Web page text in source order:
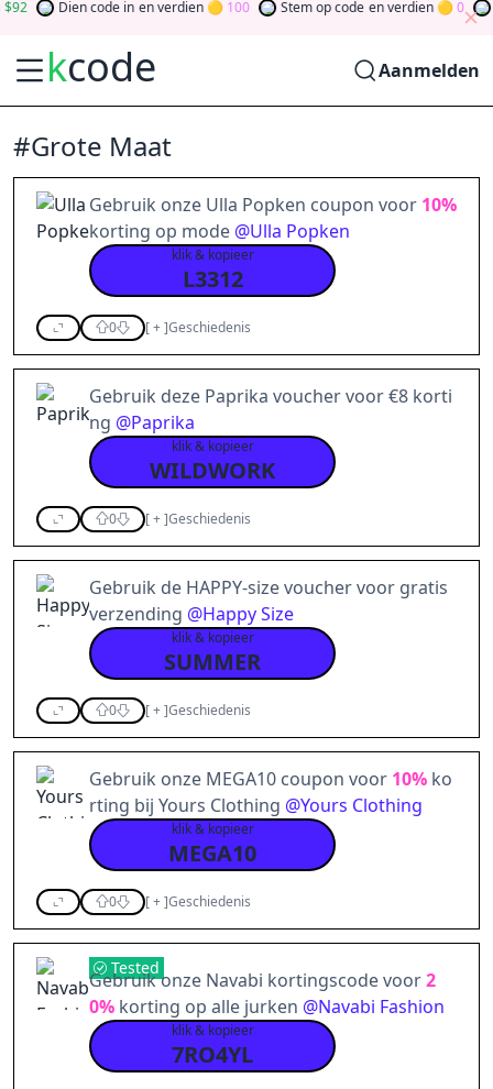
Dien code in en verdien 100 Stem op code en verdien 0
kcode Aanmelden
#Grote Maat
Gebruik onze Ulla Popken coupon voor 10%
korting op mode @Ulla Popken
klik & kopieer
L3312
0 [+]Geschiedenis
Gebruik deze Paprika voucher voor €8 korti
ng @Paprika
klik & kopieer
WILDWORK
0 [+]Geschiedenis
Gebruik de HAPPY-size voucher voor gratis
verzending @Happy Size
klik & kopieer
SUMMER
0 [+]Geschiedenis
Gebruik onze MEGA10 coupon voor 10% ko
rting bij Yours Clothing @Yours Clothing
klik & kopieer
MEGA10
0 [+]Geschiedenis
Tested
Gebruik onze Navabi kortingscode voor2
0% korting op alle jurken @Navabi Fashion
klik & kopieer
7RO4YL